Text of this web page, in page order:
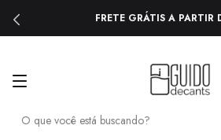
FRETE GRÁTIS A PARTIR